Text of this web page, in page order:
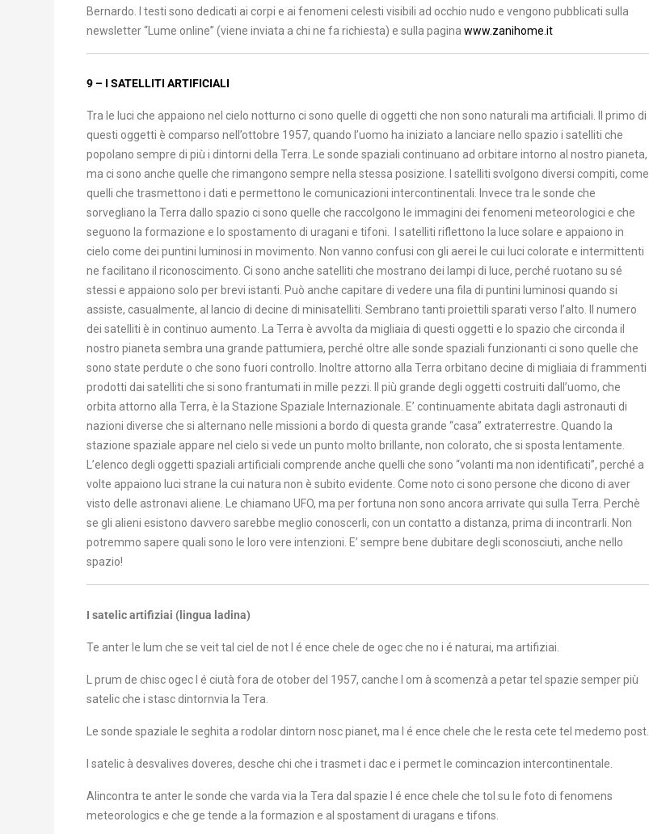
Bernardo. I testi sono dedicati ai corpi e ai fenomeni celesti visibili ad occhio nudo e vengono pubblicati sulla
newsletter “Lume online” (viene inviata a chi ne fa richiesta) e sulla pagina www.zanihome.it
9 – I SATELLITI ARTIFICIALI
Tra le luci che appaiono nel cielo notturno ci sono quelle di oggetti che non sono naturali ma artificiali. Il primo di
questi oggetti è comparso nell’ottobre 1957, quando l’uomo ha iniziato a lanciare nello spazio i satelliti che
popolano sempre di più i dintorni della Terra. Le sonde spaziali continuano ad orbitare intorno al nostro pianeta,
ma ci sono anche quelle che rimangono sempre nella stessa posizione. I satelliti svolgono diversi compiti, come
quelli che trasmettono i dati e permettono le comunicazioni intercontinentali. Invece tra le sonde che
sorvegliano la Terra dallo spazio ci sono quelle che raccolgono le immagini dei fenomeni meteorologici e che
seguono la formazione e lo spostamento di uragani e tifoni. I satelliti riflettono la luce solare e appaiono in
cielo come dei puntini luminosi in movimento. Non vanno confusi con gli aerei le cui luci colorate e intermittenti
ne facilitano il riconoscimento. Ci sono anche satelliti che mostrano dei lampi di luce, perché ruotano su sé
stessi e appaiono solo per brevi istanti. Può anche capitare di vedere una fila di puntini luminosi quando si
assiste, casualmente, al lancio di decine di minisatelliti. Sembrano tanti proiettili sparati verso l’alto. Il numero
dei satelliti è in continuo aumento. La Terra è avvolta da migliaia di questi oggetti e lo spazio che circonda il
nostro pianeta sembra una grande pattumiera, perché oltre alle sonde spaziali funzionanti ci sono quelle che
sono state perdute o che sono fuori controllo. Inoltre attorno alla Terra orbitano decine di migliaia di frammenti
prodotti dai satelliti che si sono frantumati in mille pezzi. Il più grande degli oggetti costruiti dall’uomo, che
orbita attorno alla Terra, è la Stazione Spaziale Internazionale. E’ continuamente abitata dagli astronauti di
nazioni diverse che si alternano nelle missioni a bordo di questa grande “casa” extraterrestre. Quando la
stazione spaziale appare nel cielo si vede un punto molto brillante, non colorato, che si sposta lentamente.
L’elenco degli oggetti spaziali artificiali comprende anche quelli che sono “volanti ma non identificati”, perché a
volte appaiono luci strane la cui natura non è subito evidente. Come noto ci sono persone che dicono di aver
visto delle astronavi aliene. Le chiamano UFO, ma per fortuna non sono ancora arrivate qui sulla Terra. Perchè
se gli alieni esistono davvero sarebbe meglio conoscerli, con un contatto a distanza, prima di incontrarli. Non
potremmo sapere quali sono le loro vere intenzioni. E’ sempre bene dubitare degli sconosciuti, anche nello
spazio!
I satelic artifiziai (lingua ladina)
Te anter le lum che se veit tal ciel de not l é ence chele de ogec che no i é naturai, ma artifiziai.
L prum de chisc ogec l é ciutà fora de otober del 1957, canche l om à scomenzà a petar tel spazie semper più
satelic che i stasc dintornvia la Tera.
Le sonde spaziale le seghita a rodolar dintorn nosc pianet, ma l é ence chele che le resta cete tel medemo post.
I satelic à desvalives doveres, desche chi che i trasmet i dac e i permet le comincazion intercontinentale.
Alincontra te anter le sonde che varda via la Tera dal spazie l é ence chele che tol su le foto di fenomens
meteorologics e che ge tende a la formazion e al spostament di uragans e tifons.